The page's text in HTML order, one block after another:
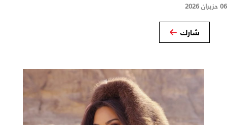
06 حزيران 2026
شارك